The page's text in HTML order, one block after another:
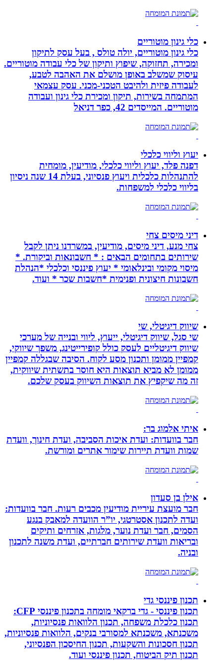
כלי גינון מוטוריים
כלי גינון מוטוריים, יולה טולס , בעל עסק לתיקון
ומכירה, תחזוקה, שיפוץ ותיקון של כלי עבודה מוטוריים.
עיסוק שמשלב באופן מושלם את האהבה לטבע,
לעבודה פיזית ולהיבט הטכני-מכני. עסק עצמאי
המתמחה בשירות, תיקון ומכירת כלי גינון ועבודה
מוטוריים. המייסדים 42, כפר דניאל
יעוץ וליווי כלכלי
דפנה פלד, יעוץ וליווי כלכלי, מודיעין, מומחית
להתנהלות כלכלית ויעוץ פנסיוני, בעלת 14 שנה ניסיון
בליווי כלכלי למשפחות.
דיני מיסים צחי
צחי מנע, דיני מיסים, מודיעין, במשרדנו ניתן לקבל
שירותים בתחומים הבאים : * חשבונאות וביקורת. *
מיסוי מקומי ובינלאומי * יעוץ פיננסי וכלכלי *הנהלת
חשבונות חיצונית ופנימית *חשבות שכר * ועוד.
שיווק דיגיטלי, שי
שי סגל, שיווק דיגיטלי, ייעוץ, ליווי ובנייה של מערכי
שיווק דיגיטליים לעסק כולל קופירייטינג, משפך שיווקי,
קמפיין ממומן ותכנון מסע לקוח. הסיבה שבגללה קמפיין
ממומן לא מביא תוצאות היא חוסר בתשתית שיווקית,
זה מה שיקפיץ את תוצאות השיווק בעסק שלכם.
איתי אלמוג בר:
חבר בוועדות: ועדת איכות הסביבה, ועדת חינוך, וועדת
שמות וועדת תיירות שימור אתרים ומורשת.
אילן בן סעדון
חבר מועצת עיריית מודיעין מכבים רעות. חבר בוועדות:
ועדה לתכנון אסטרטגי, יו”ר הוועדה למאבק בנגע
הסמים, חבר ועדת נוער, מלגות, אזרחים ותיקים
ובריאות וועדת שירותים חברתיים, ועדת משנה לתכנון
ובניה.
תכנון פיננסי גדי
תכנון פיננסי - גדי ברקאי מומחה בתכנון פיננסי CFP:
תכנון כלכלת משפחה, תכנון הלוואות פנסיוניות,
משכנתא, משכנתא למסורבי בנקים, הלוואות פנסיוניות,
תכנון חסכונות והשקעות, תכנון החיסכון הפנסיוני,
תכנון תיק הביטוח, תכנון פיננסי ועוד.